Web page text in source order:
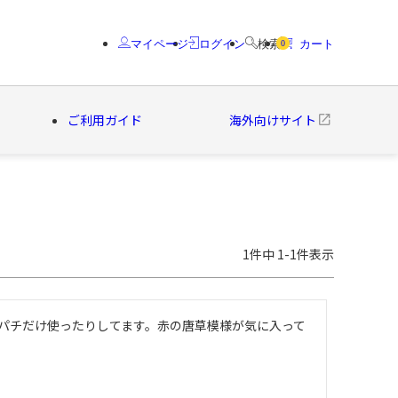
マイページ ログイン 検索 0 カート
ご利用ガイド 海外向けサイト
1件中 1-1件表示
だけ使ったりしてます。赤の唐草模様が気に入って